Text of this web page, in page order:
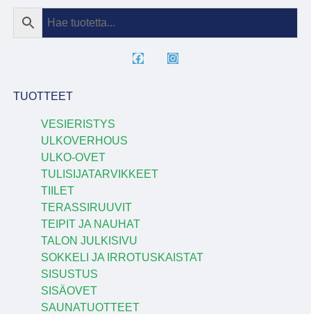
TUOTTEET
VESIERISTYS
ULKOVERHOUS
ULKO-OVET
TULISIJATARVIKKEET
TIILET
TERASSIRUUVIT
TEIPIT JA NAUHAT
TALON JULKISIVU
SOKKELI JA IRROTUSKAISTAT
SISUSTUS
SISÄOVET
SAUNATUOTTEET